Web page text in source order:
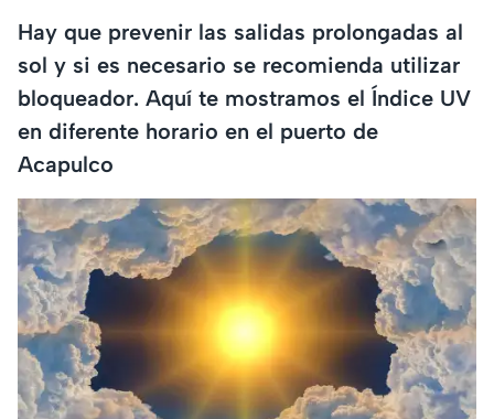
Hay que prevenir las salidas prolongadas al
sol y si es necesario se recomienda utilizar
bloqueador. Aquí te mostramos el Índice UV
en diferente horario en el puerto de
Acapulco